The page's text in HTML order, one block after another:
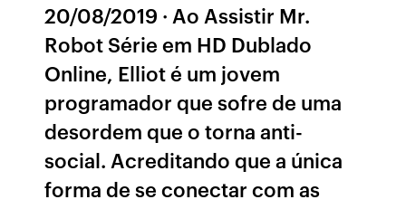
20/08/2019 · Ao Assistir Mr.
Robot Série em HD Dublado
Online, Elliot é um jovem
programador que sofre de uma
desordem que o torna anti-
social. Acreditando que a única
forma de se conectar com as